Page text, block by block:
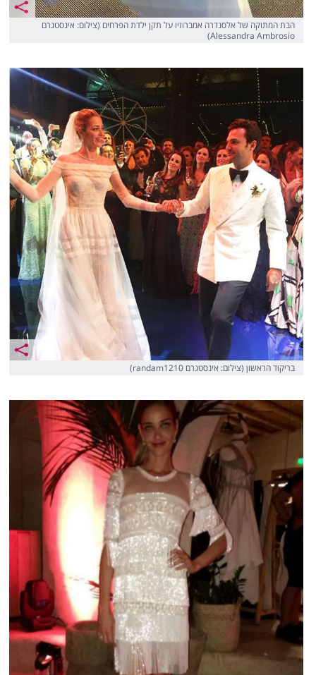
הבת המתוקה של אלסנדרה אמברוזיו על תקן ילדת הפרחים (צילום: אינסטגרם
Alessandra Ambrosio)
בריקוד הראשון (צילום: אינסטגרם randam1210)